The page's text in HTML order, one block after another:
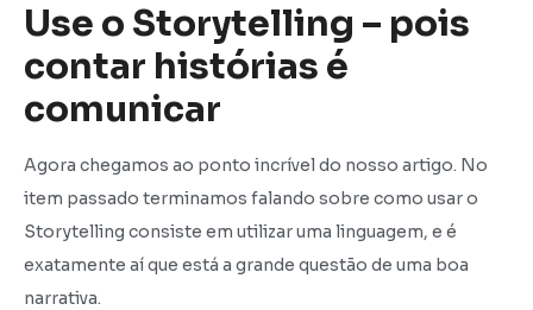
Use o Storytelling – pois
contar histórias é
comunicar
Agora chegamos ao ponto incrível do nosso artigo. No
item passado terminamos falando sobre como usar o
Storytelling consiste em utilizar uma linguagem, e é
exatamente aí que está a grande questão de uma boa
narrativa.